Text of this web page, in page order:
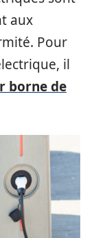
aux
Pour
il
borne de